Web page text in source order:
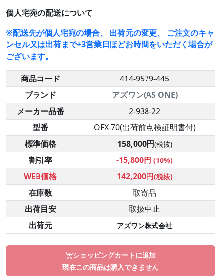
個人宅宛の配送について
※配送先が個人宅宛の場合、 出荷元の変更、 ご注文のキャ
ンセル又は出荷まで+3営業日ほどお時間をいただく場合が
ございます。
商品コード
414-9579-445
ブランド
アズワン(AS ONE)
メーカー品番
2-938-22
型番
OFX-70(出荷前点検証明書付)
標準価格
158,000円(税抜)
割引率 -15,800円 (10%)
WEB価格 142,200円(税抜)
在庫数
取寄品
出荷目安
取扱中止
出荷元
アズワン株式会社
ショッピングカートに追加
現在この商品は購入できません